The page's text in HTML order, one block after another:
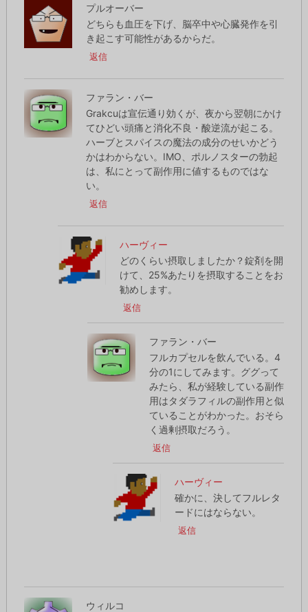
プルオーバー
どちらも血圧を下げ、脳卒中や心臓発作を引
き起こす可能性があるからだ。
返信
ファラン・バー
Grakcuは宣伝通り効くが、夜から翌朝にかけ
てひどい頭痛と消化不良・酸逆流が起こる。
ハーブとスパイスの魔法の成分のせいかどう
かはわからない。IMO、ポルノスターの勃起
は、私にとって副作用に値するものではな
い。
返信
ハーヴィー
どのくらい摂取しましたか？錠剤を開
けて、25%あたりを摂取することをお
勧めします。
返信
ファラン・バー
フルカプセルを飲んでいる。4
分の1にしてみます。ググって
みたら、私が経験している副作
用はタダラフィルの副作用と似
ていることがわかった。おそら
く過剰摂取だろう。
返信
ハーヴィー
確かに、決してフルレタ
ードにはならない。
返信
ウィルコ